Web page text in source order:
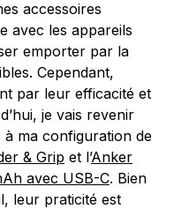
accessoires
avec les appareils
emporter par la
Cependant,
par leur efficacité et
je vais revenir
à ma configuration de
& Grip et l’Anker
avec USB-C. Bien
leur praticité est